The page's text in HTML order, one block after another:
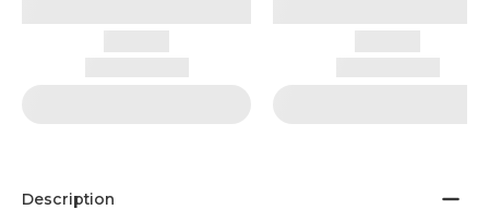
Description